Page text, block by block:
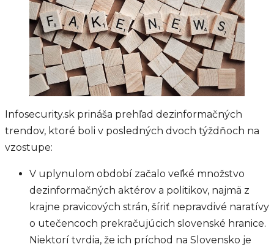
Infosecurity.sk prináša prehľad dezinformačných
trendov, ktoré boli v posledných dvoch týždňoch na
vzostupe:
V uplynulom období začalo veľké množstvo
dezinformačných aktérov a politikov, najmä z
krajne pravicových strán, šíriť nepravdivé naratívy
o utečencoch prekračujúcich slovenské hranice.
Niektorí tvrdia, že ich príchod na Slovensko je